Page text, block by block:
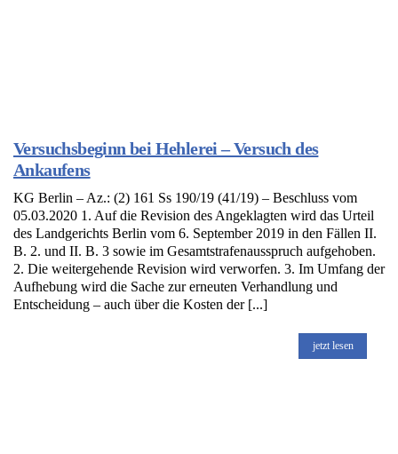
Versuchsbeginn bei Hehlerei – Versuch des
Ankaufens
KG Berlin – Az.: (2) 161 Ss 190/19 (41/19) – Beschluss vom
05.03.2020 1. Auf die Revision des Angeklagten wird das Urteil
des Landgerichts Berlin vom 6. September 2019 in den Fällen II.
B. 2. und II. B. 3 sowie im Gesamtstrafenausspruch aufgehoben.
2. Die weitergehende Revision wird verworfen. 3. Im Umfang der
Aufhebung wird die Sache zur erneuten Verhandlung und
Entscheidung – auch über die Kosten der [...]
jetzt lesen